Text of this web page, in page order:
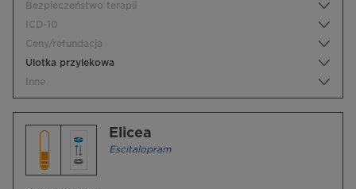
Bezpieczeństwo terapii
ICD-10
Ceny/refundacja
Ulotka przylekowa
Inne
Elicea
Escitalopram